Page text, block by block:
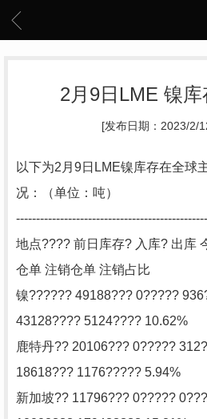
2月9日LME 镍
[发布日期：2023/2/
以下为2月9日LME镍库存在全球
况：（单位：吨）
地点???? 前日库存? 入库? 出库
仓单 注销仓单 注销占比
镍?????? 49188??? 0?????
43128???? 5124???? 10.62%
鹿特丹?? 20106??? 0?????
18618??? 1176????? 5.94%
新加坡?? 11796??? 0?????